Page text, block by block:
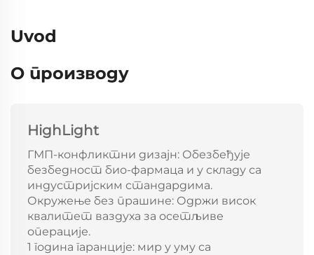
Uvod
О производу
HighLight
ГМП-конфликтни дизајн: Обезбеђује
безбедност био-фармаца и у складу са
индустријским стандардима.
Окружење без прашине: Одржи висок
квалитет ваздуха за осетљиве
операције.
1 година гаранције: мир у уму са